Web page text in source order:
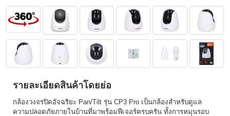
รายละเอียดสินค้าโดยย่อ
กล้องวงจรปิดอัจฉริยะ Pan/Tilt รุ่น CP3 Pro เป็นกล้องสำหรับดูแล
ความปลอดภัยภายในบ้านที่มาพร้อมฟีเจอร์ครบครัน ทั้งการหมุนรอบ